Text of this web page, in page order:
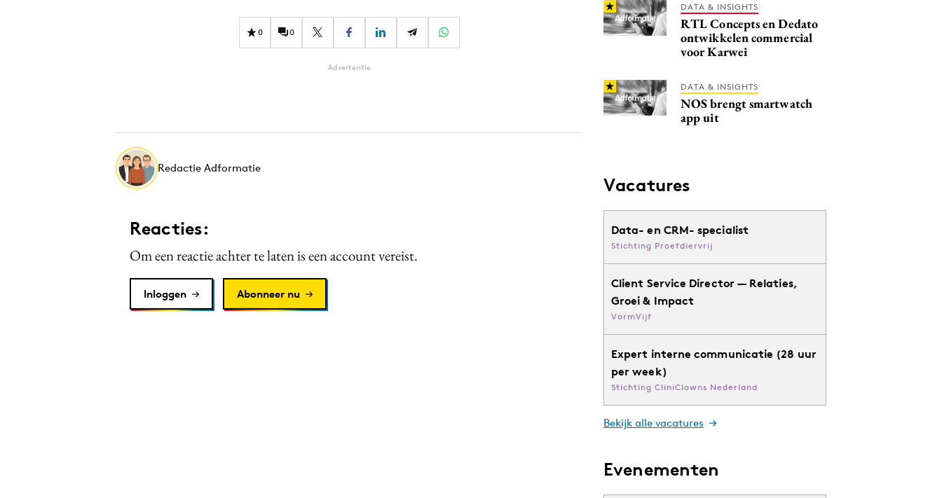
0 0
Advertentie
Redactie Adformatie
Reacties:
Om een reactie achter te laten is een account vereist.
Inloggen Abonneer nu
DATA & INSIGHTS
RTL Concepts en Dedato
ontwikkelen commercial
voor Karwei
DATA & INSIGHTS
NOS brengt smartwatch
app uit
Vacatures
Data- en CRM- specialist
Stichting Proefdiervrij
Client Service Director — Relaties,
Groei & Impact
VormVijf
Expert interne communicatie (28 uur
per week)
Stichting CliniClowns Nederland
Bekijk alle vacatures
Evenementen